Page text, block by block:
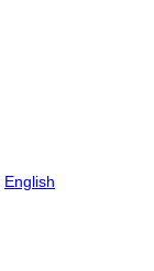
English